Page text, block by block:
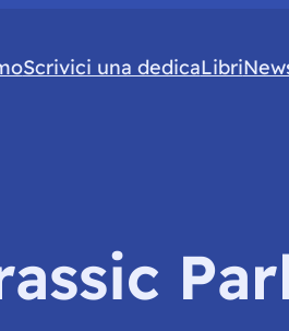
Scrivici una dedicaLibri